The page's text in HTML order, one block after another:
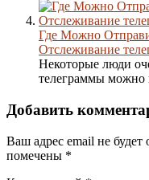
Где Можно
Отслеживание
Некоторые люди
телеграммы можно
Добавить
Ваш адрес email не будет
помечены *